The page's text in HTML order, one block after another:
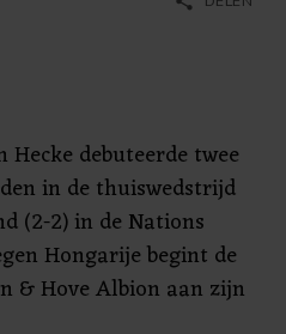
Hecke debuteerde twee
in de thuiswedstrijd
(2-2) in de Nations
Hongarije begint de
& Hove Albion aan zijn